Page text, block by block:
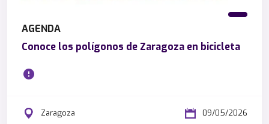
AGENDA
Conoce los polígonos de Zaragoza en bicicleta
Zaragoza 09/05/2026